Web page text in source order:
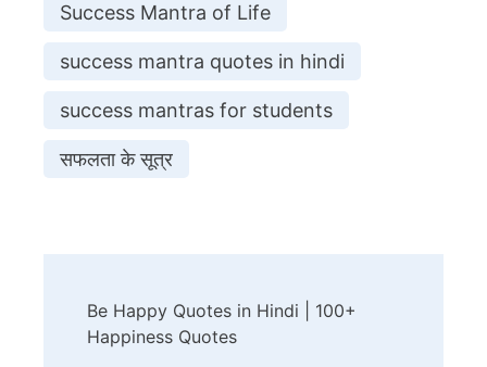
Success Mantra of Life
success mantra quotes in hindi
success mantras for students
सफलता के सूत्र
Navigation
Be Happy Quotes in Hindi | 100+
Happiness Quotes